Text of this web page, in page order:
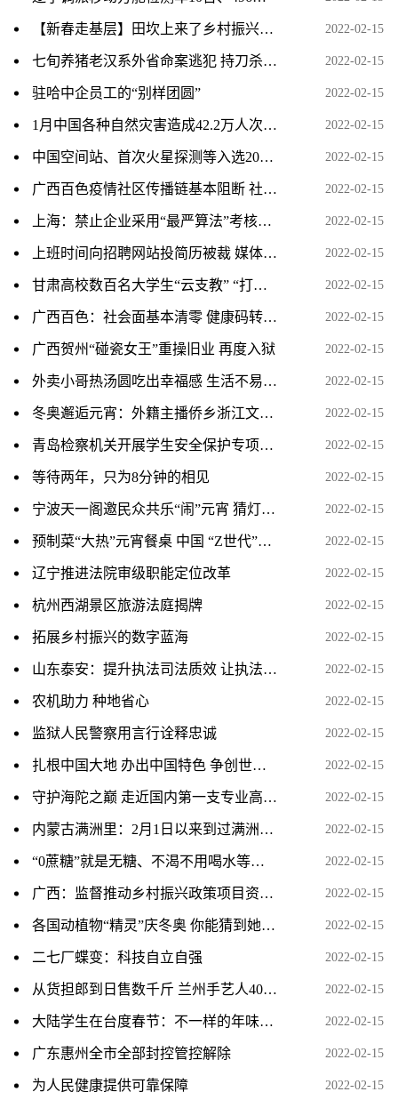
【新春走基层】田坎上来了乡村振兴工作队 2022-02-15
七旬养猪老汉系外省命案逃犯 持刀杀人潜逃13年后宿迁落网 2022-02-15
驻哈中企员工的“别样团圆” 2022-02-15
1月中国各种自然灾害造成42.2万人次受灾 2022-02-15
中国空间站、首次火星探测等入选2021年度十大科普事件 2022-02-15
广西百色疫情社区传播链基本阻断 社会面基本实现清零 2022-02-15
上海：禁止企业采用“最严算法”考核、遏制“以罚代管” 2022-02-15
上班时间向招聘网站投简历被裁 媒体：职场数字化管理别 2022-02-15
甘肃高校数百名大学生“云支教” “打卡”互动零距离育人 2022-02-15
广西百色：社会面基本清零 健康码转码工作有序开展 2022-02-15
广西贺州“碰瓷女王”重操旧业 再度入狱 2022-02-15
外卖小哥热汤圆吃出幸福感 生活不易愿被社会温柔以待 2022-02-15
冬奥邂逅元宵：外籍主播侨乡浙江文成“闹元宵” 2022-02-15
青岛检察机关开展学生安全保护专项监督活动 2022-02-15
等待两年，只为8分钟的相见 2022-02-15
宁波天一阁邀民众共乐“闹”元宵 猜灯谜等传统民俗受热捧 2022-02-15
预制菜“大热”元宵餐桌 中国 “Z世代”成掌勺主力 2022-02-15
辽宁推进法院审级职能定位改革 2022-02-15
杭州西湖景区旅游法庭揭牌 2022-02-15
拓展乡村振兴的数字蓝海 2022-02-15
山东泰安：提升执法司法质效 让执法监督长出“牙齿” 2022-02-15
农机助力 种地省心 2022-02-15
监狱人民警察用言行诠释忠诚 2022-02-15
扎根中国大地 办出中国特色 争创世界一流 2022-02-15
守护海陀之巅 走近国内第一支专业高山救援队 2022-02-15
内蒙古满洲里：2月1日以来到过满洲里人员全部落实管控措施 2022-02-15
“0蔗糖”就是无糖、不渴不用喝水等谣言入选2021年度十大 2022-02-15
广西：监督推动乡村振兴政策项目资金落地见效 2022-02-15
各国动植物“精灵”庆冬奥 你能猜到她是谁吗？ 2022-02-15
二七厂蝶变：科技自立自强 2022-02-15
从货担郎到日售数千斤 兰州手艺人40余载“滚”元宵留年 2022-02-15
大陆学生在台度春节：不一样的年味与团圆 2022-02-15
广东惠州全市全部封控管控解除 2022-02-15
为人民健康提供可靠保障 2022-02-15